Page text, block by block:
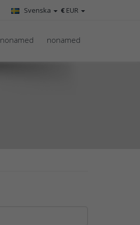
€ EUR
Svenska
nonamed nonamed